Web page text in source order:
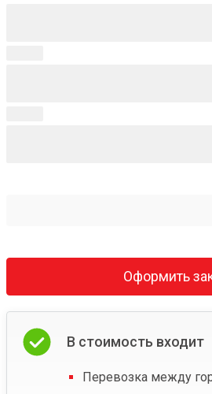
Оформить
В стоимость входит
Перевозка между